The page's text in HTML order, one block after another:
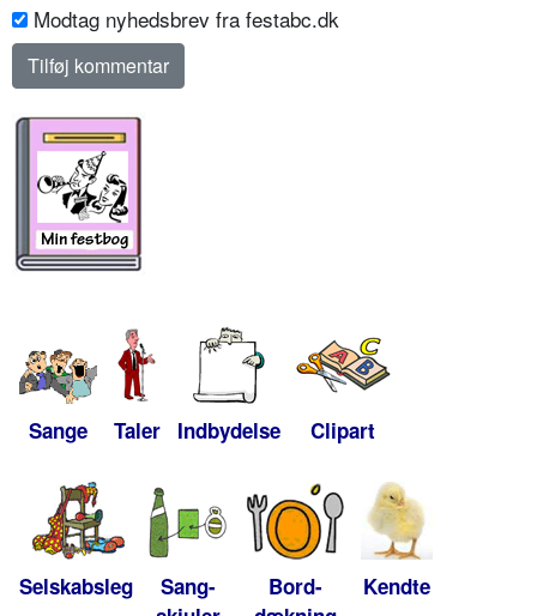
Modtag nyhedsbrev fra festabc.dk
Sange Taler Indbydelse Clipart
Selskabsleg
Sang-
Bord-
Kendte